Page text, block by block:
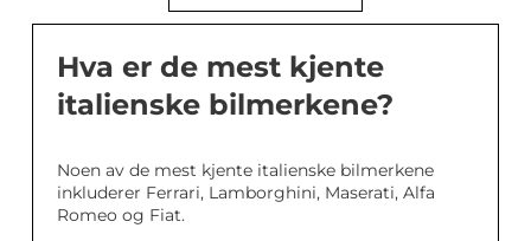
Hva er de mest kjente
italienske bilmerkene?
Noen av de mest kjente italienske bilmerkene
inkluderer Ferrari, Lamborghini, Maserati, Alfa
Romeo og Fiat.